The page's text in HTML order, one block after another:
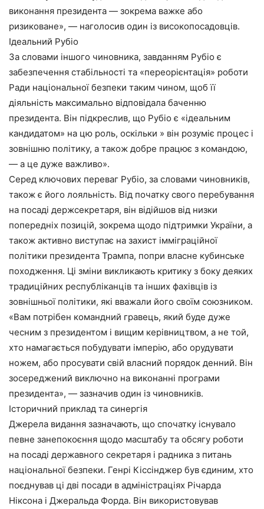
виконання президента — зокрема важке або
ризиковане», — наголосив один із високопосадовців.
Ідеальний Рубіо
За словами іншого чиновника, завданням Рубіо є
забезпечення стабільності та «переорієнтація» роботи
Ради національної безпеки таким чином, щоб її
діяльність максимально відповідала баченню
президента. Він підкреслив, що Рубіо є «ідеальним
кандидатом» на цю роль, оскільки » він розуміє процес і
зовнішню політику, а також добре працює з командою,
— а це дуже важливо».
Серед ключових переваг Рубіо, за словами чиновників,
також є його лояльність. Від початку свого перебування
на посаді держсекретаря, він відійшов від низки
попередніх позицій, зокрема щодо підтримки України, а
також активно виступає на захист імміграційної
політики президента Трампа, попри власне кубинське
походження. Ці зміни викликають критику з боку деяких
традиційних республіканців та інших фахівців із
зовнішньої політики, які вважали його своїм союзником.
«Вам потрібен командний гравець, який буде дуже
чесним з президентом і вищим керівництвом, а не той,
хто намагається побудувати імперію, або орудувати
ножем, або просувати свій власний порядок денний. Він
зосереджений виключно на виконанні програми
президента», — зазначив один із чиновників.
Історичний приклад та синергія
Джерела видання зазначають, що спочатку існувало
певне занепокоєння щодо масштабу та обсягу роботи
на посаді державного секретаря і радника з питань
національної безпеки. Генрі Кіссінджер був єдиним, хто
поєднував ці дві посади в адміністраціях Річарда
Ніксона і Джеральда Форда. Він використовував